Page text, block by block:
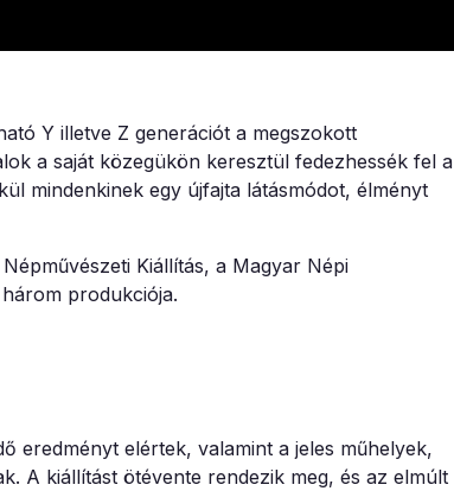
Y illetve Z generációt a megszokott
a saját közegükön keresztül fedezhessék fel a
mindenkinek egy újfajta látásmódot, élményt
Kiállítás, a Magyar Népi
produkciója.
eredményt elértek, valamint a jeles műhelyek,
A kiállítást ötévente rendezik meg, és az elmúlt